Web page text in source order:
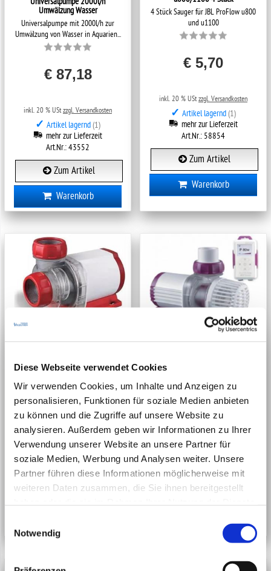
Diese Webseite verwendet Cookies
Wir verwenden Cookies, um Inhalte und Anzeigen zu
personalisieren, Funktionen für soziale Medien anbieten
zu können und die Zugriffe auf unsere Website zu
analysieren. Außerdem geben wir Informationen zu Ihrer
Verwendung unserer Website an unsere Partner für
soziale Medien, Werbung und Analysen weiter. Unsere
Partner führen diese Informationen möglicherweise mit
weiteren Daten zusammen, die Sie ihnen bereitgestellt
teilweise in die USA übertragen, wo kein gleichwertiger
Notwendig
Umwälzung Wasser
Universalpumpe mit 2000l/h zur
Umwälzung von Wasser in Aquarien...
€ 87,18
inkl. 20 % USt zzgl. Versandkosten
✓ Artikel lagernd(1)
mehr zur Lieferzeit
Art.Nr.: 43552
Zum Artikel
Warenkorb
4 Stück Sauger für JBL ProFlow u800
und u1100
€ 5,70
inkl. 20 % USt zzgl. Versandkosten
✓ Artikel lagernd(1)
mehr zur Lieferzeit
Art.Nr.: 58854
Zum Artikel
Warenkorb
Jebao MDC8000 Förderpumpe -
Bis 8.000 L/h 60W 24V leiser Motor
€ 189,90
inkl. 20 % UStzzgl. Versandkosten
✗ Artikel nicht lagernd
Lieferzeit erfahren
Art.Nr.: 77571
Jebao MDP6500 Förderpumpe -
24V 45W bis 6.500 L/h 4,5 m leiser
€ 179,90
✓
mehr zur Lieferzeit
Art.Nr.: 77573
Warenkorb